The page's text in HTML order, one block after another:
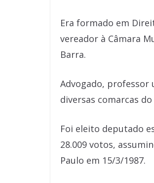
Era formado em
vereador à Câmara
Barra.
Advogado,
diversas comarcas
Foi eleito deputado
28.009 votos,
Paulo em 15/3/1987.